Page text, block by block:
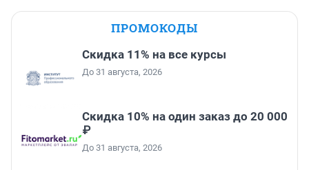
ПРОМОКОДЫ
Скидка 11% на все курсы
До 31 августа, 2026
Скидка 10% на один заказ до 20 000
₽
До 31 августа, 2026